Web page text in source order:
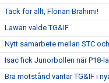
Tack för allt, Florian Brahimi!
Lawan valde TG&IF
Nytt samarbete mellan STC
Isac fick Junorbollen när P18-
Bra motstånd väntar TG&IF i